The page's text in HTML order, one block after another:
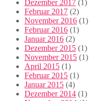
Dezember 2017 (1)
Februar 2017 (2)
November 2016 (1)
Februar 2016 (1)
Januar 2016 (2)
Dezember 2015 (1)
November 2015 (1)
April 2015 (1)
Februar 2015 (1)
Januar 2015 (4)
Dezember 2014 (1)